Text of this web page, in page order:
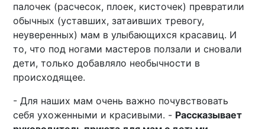
палочек (расчесок, плоек, кисточек) превратили
обычных (уставших, затаивших тревогу,
неуверенных) мам в улыбающихся красавиц. И
то, что под ногами мастеров ползали и сновали
дети, только добавляло необычности в
происходящее.
- Для наших мам очень важно почувствовать
себя ухоженными и красивыми. - Рассказывает